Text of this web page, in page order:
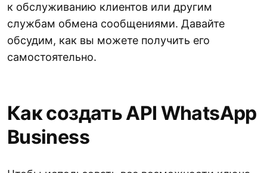
к обслуживанию клиентов или другим
службам обмена сообщениями. Давайте
обсудим, как вы можете получить его
самостоятельно.
Как создать API WhatsApp
Business